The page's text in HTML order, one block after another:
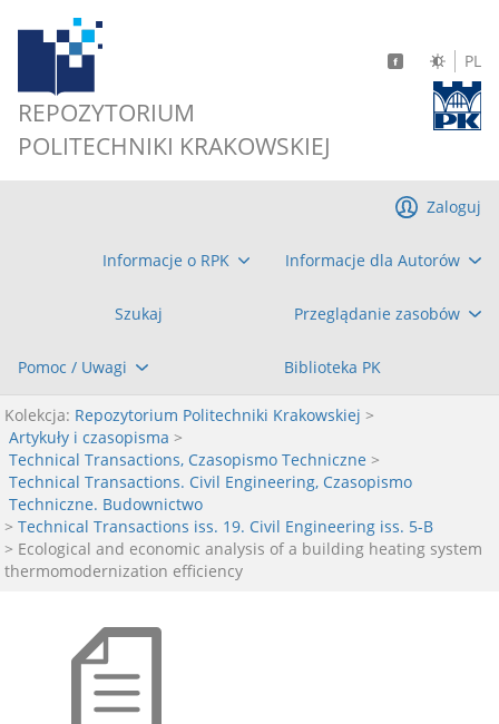
REPOZYTORIUM
POLITECHNIKI KRAKOWSKIEJ
PL
Informacje o RPK Informacje dla Autorów
Szukaj Przeglądanie zasobów
Pomoc / Uwagi Biblioteka PK
Zaloguj
Kolekcja: Repozytorium Politechniki Krakowskiej >
Artykuły i czasopisma >
Technical Transactions, Czasopismo Techniczne >
Technical Transactions. Civil Engineering, Czasopismo
Techniczne. Budownictwo
> Technical Transactions iss. 19. Civil Engineering iss. 5-B
> Ecological and economic analysis of a building heating system
thermomodernization efficiency